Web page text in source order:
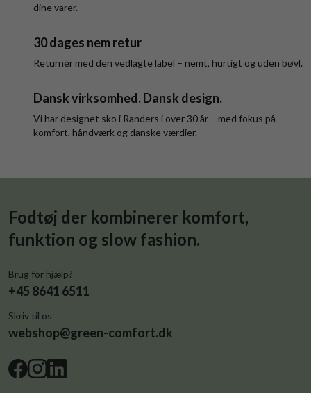
dine varer.
30 dages nem retur
Returnér med den vedlagte label – nemt, hurtigt og uden bøvl.
Dansk virksomhed. Dansk design.
Vi har designet sko i Randers i over 30 år – med fokus på
komfort, håndværk og danske værdier.
Fodtøj der kombinerer komfort,
funktion og slow fashion.
Brug for hjælp?
+45 8641 6511
Skriv til os
webshop@green-comfort.dk